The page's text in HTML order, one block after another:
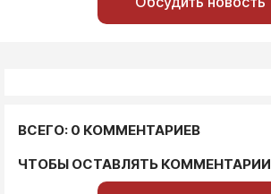
ВСЕГО: 0 КОММЕНТАРИЕВ
ЧТОБЫ ОСТАВЛЯТЬ КОММЕНТАРИИ